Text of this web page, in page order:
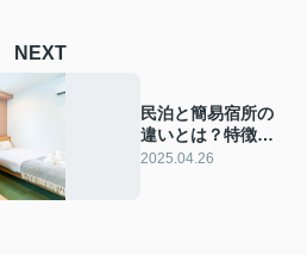
NEXT
民泊と簡易宿所の
違いとは？特徴を
ご紹介
2025.04.26